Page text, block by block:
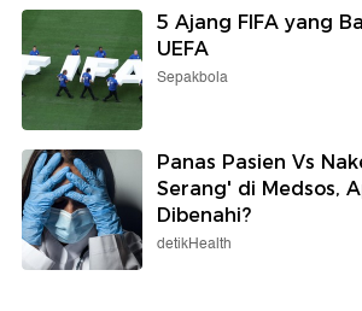
5 Ajang FIFA yang
UEFA
Sepakbola
Panas Pasien Vs
Serang' di Medsos,
Dibenahi?
detikHealth